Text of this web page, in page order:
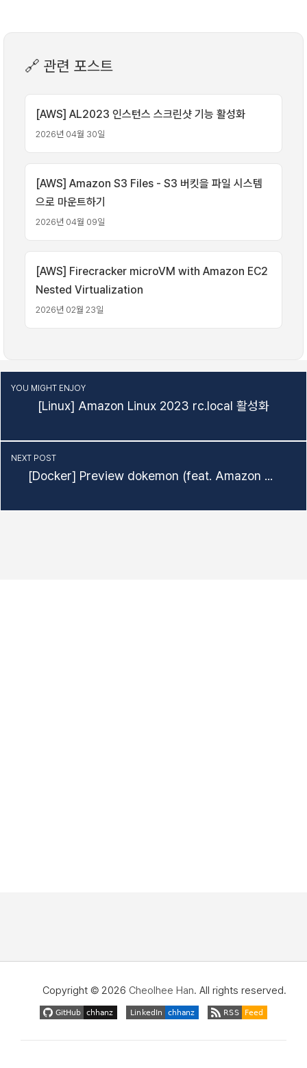
🔗 관련 포스트
[AWS] AL2023 인스턴스 스크린샷 기능 활성화
2026년 04월 30일
[AWS] Amazon S3 Files - S3 버킷을 파일 시스템
으로 마운트하기
2026년 04월 09일
[AWS] Firecracker microVM with Amazon EC2
Nested Virtualization
2026년 02월 23일
[Linux] Amazon Linux 2023 rc.local 활성화
YOU MIGHT ENJOY
[Docker] Preview dokemon (feat. Amazon Linux 2023)
NEXT POST
Copyright © 2026 Cheolhee Han. All rights reserved.